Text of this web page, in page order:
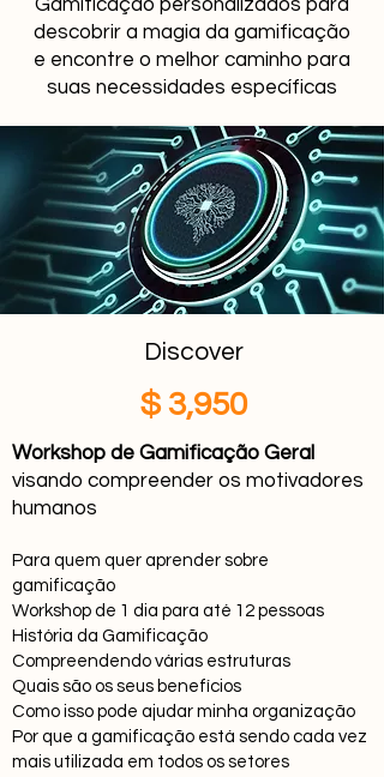
Gamificação personalizados para
descobrir a magia da gamificação
e encontre o melhor caminho para
suas necessidades específicas
Discover
$ 3,950
Workshop de Gamificação Geral
visando compreender os motivadores
humanos
Para quem quer aprender sobre
gamificação
Workshop de 1 dia para até 12 pessoas
História da Gamificação
Compreendendo várias estruturas
Quais são os seus benefícios
Como isso pode ajudar minha organização
Por que a gamificação está sendo cada vez
mais utilizada em todos os setores